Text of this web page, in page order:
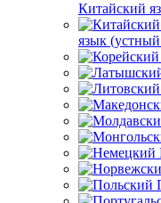
Китайский
язык